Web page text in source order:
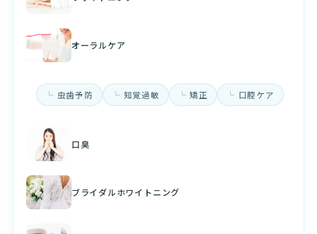
オーラルケア
虫歯予防 知覚過敏 矯正 口腔ケア
口臭
ブライダルホワイトニング